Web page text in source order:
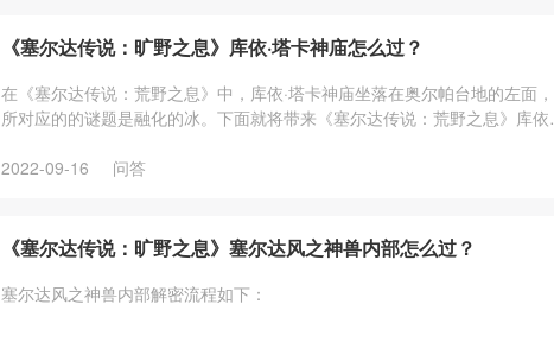
《塞尔达传说：旷野之息》库依·塔卡神庙怎么过？
在《塞尔达传说：荒野之息》中，库依·塔卡神庙坐落在奥尔帕台地的左面，
所对应的的谜题是融化的冰。下面就将带来《塞尔达传说：荒野之息》库依·
2022-09-16
问答
《塞尔达传说：旷野之息》塞尔达风之神兽内部怎么过？
塞尔达风之神兽内部解密流程如下：